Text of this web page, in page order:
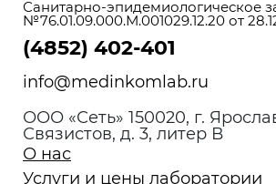
Санитарно-эпидемиологическое
№76.01.09.000.М.001029.12.20 от
(4852) 402-401
info@medinkomlab.ru
ООО «Сеть» 150020, г.
Связистов, д. 3, литер В
О нас
Услуги и цены лаборатории